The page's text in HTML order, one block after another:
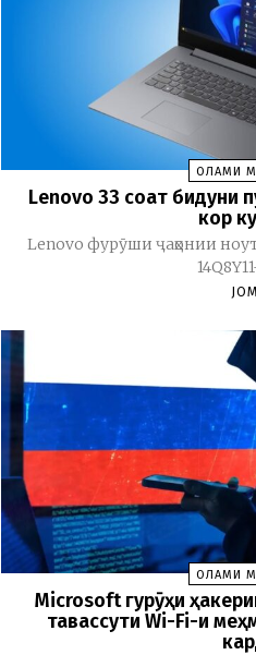
ОЛАМИ
Lenovo 33 соат бидуни
кор
Lenovo фурӯши ҷаҳонии
JOM
ОЛАМИ
Microsoft гурӯҳи
тавассути Wi-Fi-и